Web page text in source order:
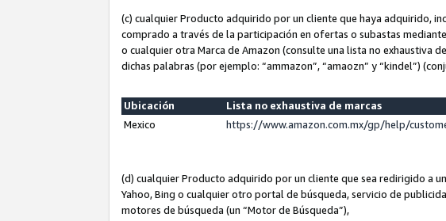
(c) cualquier Producto adquirido por un cliente que haya adquirido,
comprado a través de la participación en ofertas o subastas
o cualquier otra Marca de Amazon (consulte una lista no exhaustiva
dichas palabras (por ejemplo: “ammazon”, “amaozn” y “kindel”)
Ubicación
Lista no exhaustiva de marcas
Mexico
https://www.amazon.com.mx/gp/help/
(d) cualquier Producto adquirido por un cliente que sea redirigido a
Yahoo, Bing o cualquier otro portal de búsqueda, servicio de
motores de búsqueda (un “Motor de Búsqueda”),